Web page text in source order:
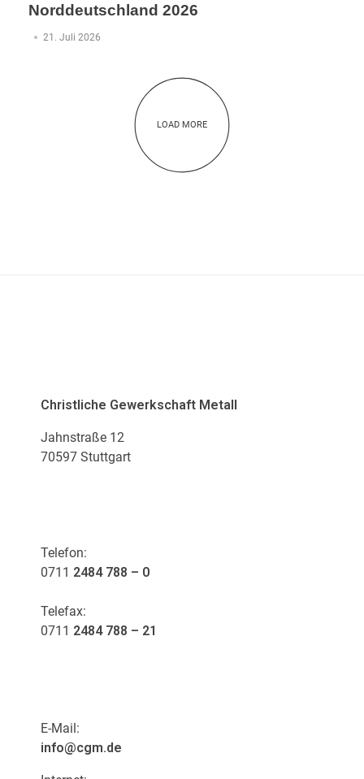
Norddeutschland 2026
21. Juli 2026
LOAD MORE
Christliche Gewerkschaft Metall
Jahnstraße 12
70597 Stuttgart
Telefon:
0711 2484 788 – 0
Telefax:
0711 2484 788 – 21
E-Mail:
info@cgm.de